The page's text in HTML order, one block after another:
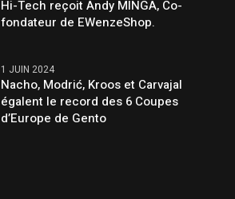
Hi-Tech reçoit Andy MINGA, Co-
fondateur de EWenzeShop.
1 JUIN 2024
Nacho, Modrić, Kroos et Carvajal
égalent le record des 6 Coupes
d’Europe de Gento